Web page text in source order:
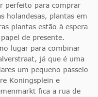
perfeito para comprar
holandesas, plantas em
plantas estão à espera
de presente.
lugar para combinar
já que é uma
um pequeno passeio
Koningsplein e
fica a rua de